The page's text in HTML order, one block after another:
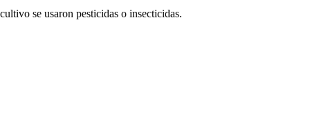
cultivo se usaron pesticidas o insecticidas.